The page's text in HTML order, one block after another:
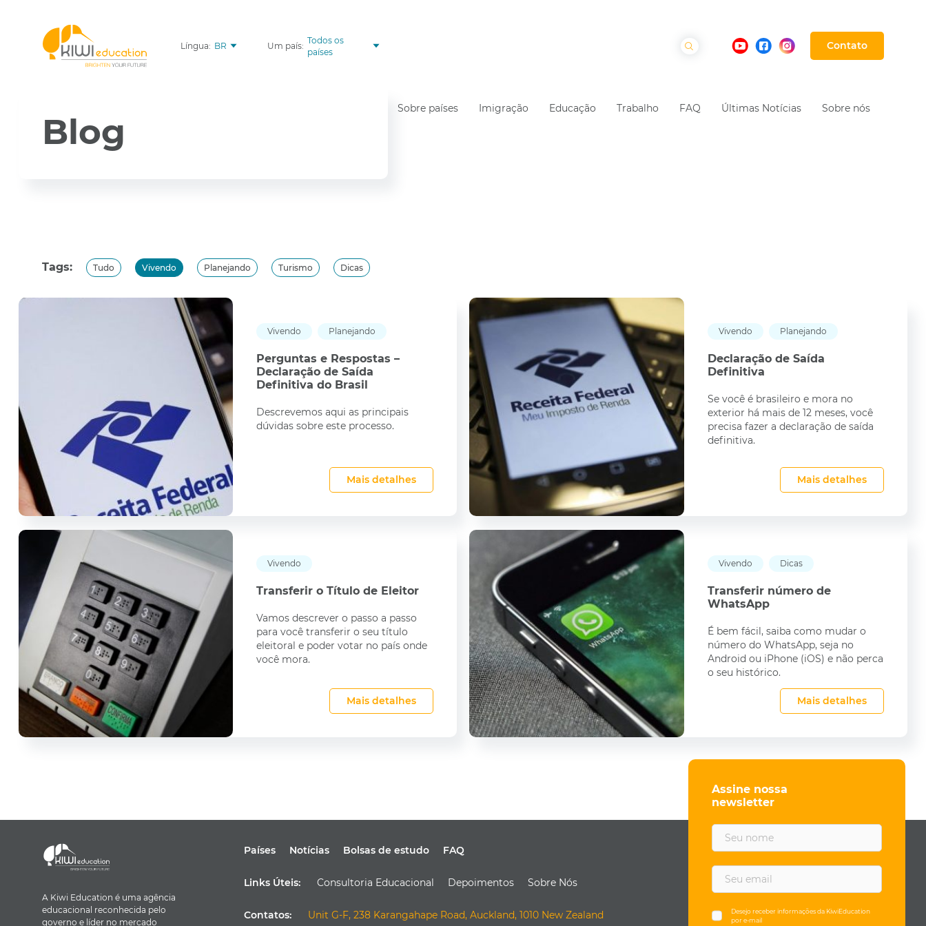
Língua: BR Um país:
Todos os
países
Contato
Blog
Sobre países Imigração Educação Trabalho FAQ Últimas Notícias Sobre nós
Tags: Tudo Vivendo Planejando Turismo Dicas
Vivendo Planejando
Perguntas e Respostas –
Declaração de Saída
Definitiva do Brasil
Descrevemos aqui as principais
dúvidas sobre este processo.
Mais detalhes
Vivendo Planejando
Declaração de Saída
Definitiva
Se você é brasileiro e mora no
exterior há mais de 12 meses, você
precisa fazer a declaração de saída
definitiva.
Mais detalhes
Vivendo
Transferir o Título de Eleitor
Vamos descrever o passo a passo
para você transferir o seu título
eleitoral e poder votar no país onde
você mora.
Mais detalhes
Vivendo Dicas
Transferir número de
WhatsApp
É bem fácil, saiba como mudar o
número do WhatsApp, seja no
Android ou iPhone (iOS) e não perca
o seu histórico.
Mais detalhes
A Kiwi Education é uma agência
educacional reconhecida pelo
governo e líder no mercado
Países Notícias Bolsas de estudo FAQ
Links Úteis: Consultoria Educacional Depoimentos Sobre Nós
Contatos: Unit G-F, 238 Karangahape Road, Auckland, 1010 New Zealand
Assine nossa
newsletter
F
s
a
E
i
Desejo receber informações da KiwiEducation
por e-mail